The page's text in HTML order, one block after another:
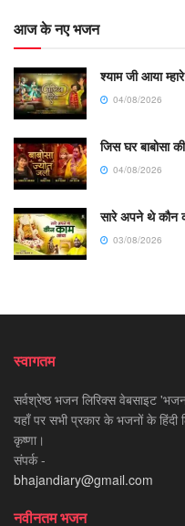
आज के नए भजन
श्याम जी आया
04/08/2026
जिस घर बाबोसा
04/08/2026
सारे अपने थे कौन
03/08/2026
स्वागतम
सर्वश्रेष्ठ भजन लिरिक्स वेबसाइट
यहाँ पर सभी प्रकार के भजनों के
कृष्णा।
संपर्क -
bhajandiary@gmail.com
नवीनतम भजन